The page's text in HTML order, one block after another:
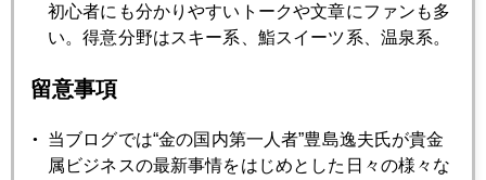
2019年06月21日
金１４００ドル突破
ＦＯＭＣと中東緊迫でＮＹ金１３６０ドル超え
初心者にも分かりやすいトークや文章にファンも多
い。得意分野はスキー系、鮨スイーツ系、温泉系。
留意事項
当ブログでは“金の国内第一人者”豊島逸夫氏が貴金
属ビジネスの最新事情をはじめとした日々の様々な